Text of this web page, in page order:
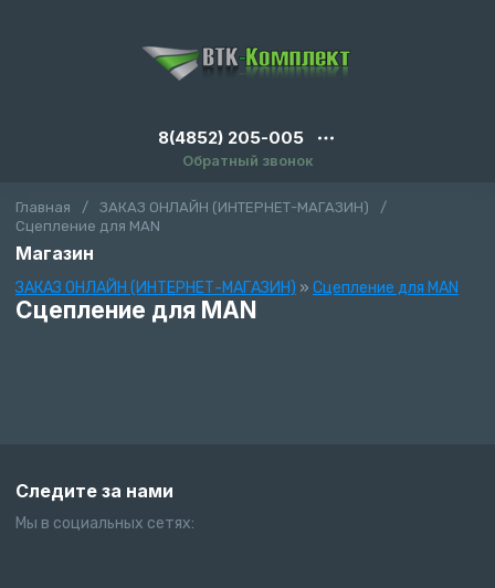
8(4852) 205-005
Обратный звонок
Главная / ЗАКАЗ ОНЛАЙН (ИНТЕРНЕТ-МАГАЗИН)
/
Сцепление для MAN
Магазин
ЗАКАЗ ОНЛАЙН (ИНТЕРНЕТ-МАГАЗИН) » Сцепление для MAN
Сцепление для MAN
Следите за нами
Мы в социальных сетях: